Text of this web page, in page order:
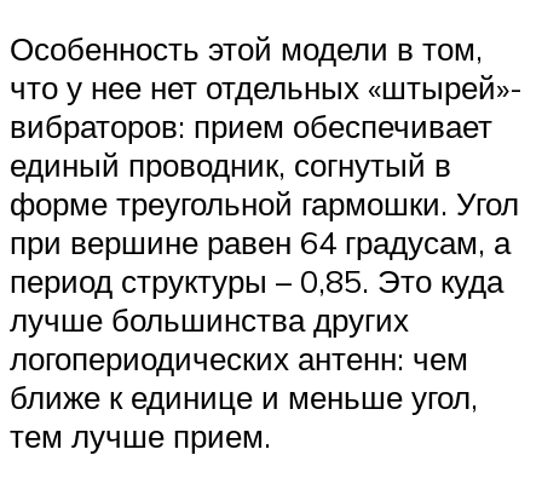
Особенность этой модели в том,
что у нее нет отдельных «штырей»-
вибраторов: прием обеспечивает
единый проводник, согнутый в
форме треугольной гармошки. Угол
при вершине равен 64 градусам, а
период структуры – 0,85. Это куда
лучше большинства других
логопериодических антенн: чем
ближе к единице и меньше угол,
тем лучше прием.